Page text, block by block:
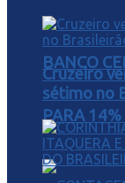
BANCO
PARA
Cruzeiro
sétimo no